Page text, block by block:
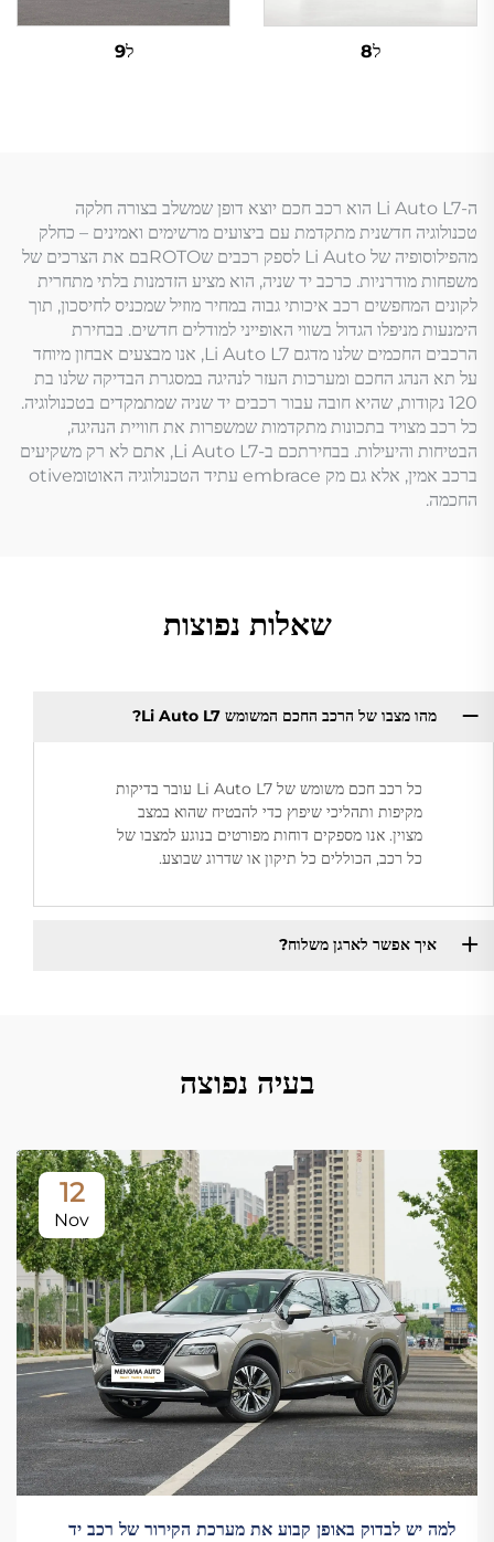
ל8 ל9
ה-Li Auto L7 הוא רכב חכם יוצא דופן שמשלב בצורה חלקה
טכנולוגיה חדשנית מתקדמת עם ביצועים מרשימים ואמינים – כחלק
מהפילוסופיה של Li Auto לספק רכבים שROTOבם את הצרכים של
משפחות מודרניות. כרכב יד שניה, הוא מציע הזדמנות בלתי מתחרית
לקונים המחפשים רכב איכותי גבוה במחיר מוזיל שמכניס לחיסכון, תוך
הימנעות מניפלו הגדול בשווי האופייני למודלים חדשים. בבחירת
הרכבים החכמים שלנו מדגם Li Auto L7, אנו מבצעים אבחון מיוחד
על תא הנהג החכם ומערכות העזר לנהיגה במסגרת הבדיקה שלנו בת
120 נקודות, שהיא חובה עבור רכבים יד שניה שמתמקדים בטכנולוגיה.
כל רכב מצויד בתכונות מתקדמות שמשפרות את חוויית הנהיגה,
הבטיחות והיעילות. בבחירתכם ב-Li Auto L7, אתם לא רק משקיעים
ברכב אמין, אלא גם מק embrace עתיד הטכנולוגיה האוטומotive
החכמה.
שאלות נפוצות
מהו מצבו של הרכב החכם המשומש Li Auto L7?
כל רכב חכם משומש של Li Auto L7 עובר בדיקות
מקיפות ותהליכי שיפוץ כדי להבטיח שהוא במצב
מצוין. אנו מספקים דוחות מפורטים בנוגע למצבו של
כל רכב, הכוללים כל תיקון או שדרוג שבוצע.
איך אפשר לארגן משלוח?
בעיה נפוצה
12
Nov
למה יש לבדוק באופן קבוע את מערכת הקירור של רכב יד